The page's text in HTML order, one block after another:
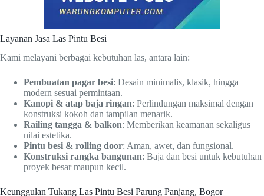
Layanan Jasa Las Pintu Besi
Kami melayani berbagai kebutuhan las, antara lain:
Pembuatan pagar besi: Desain minimalis, klasik, hingga
modern sesuai permintaan.
Kanopi & atap baja ringan: Perlindungan maksimal dengan
konstruksi kokoh dan tampilan menarik.
Railing tangga & balkon: Memberikan keamanan sekaligus
nilai estetika.
Pintu besi & rolling door: Aman, awet, dan fungsional.
Konstruksi rangka bangunan: Baja dan besi untuk kebutuhan
proyek besar maupun kecil.
Keunggulan Tukang Las Pintu Besi Parung Panjang, Bogor